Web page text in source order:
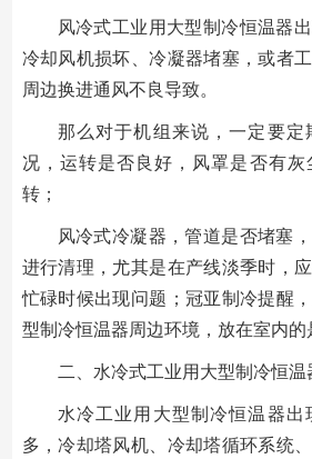
风冷式工业用大型制冷恒温器
冷却风机损坏、冷凝器堵塞，或者
周边换进通风不良导致。
那么对于机组来说，一定要定
况，运转是否良好，风罩是否有灰
转；
风冷式冷凝器，管道是否堵塞
进行清理，尤其是在产线淡季时，
忙碌时候出现问题；冠亚制冷提醒
型制冷恒温器周边环境，放在室内的
二、水冷式工业用大型制冷恒温
水冷工业用大型制冷恒温器出
多，冷却塔风机、冷却塔循环系统